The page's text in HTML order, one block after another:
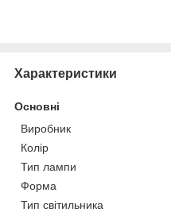
Характеристики
Основні
Виробник
Колір
Тип лампи
Форма
Тип світильника